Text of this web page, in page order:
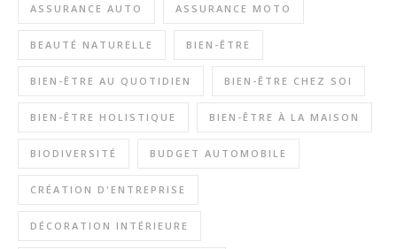
ASSURANCE AUTO ASSURANCE MOTO
BEAUTÉ NATURELLE BIEN-ÊTRE
BIEN-ÊTRE AU QUOTIDIEN BIEN-ÊTRE CHEZ SOI
BIEN-ÊTRE HOLISTIQUE BIEN-ÊTRE À LA MAISON
BIODIVERSITÉ BUDGET AUTOMOBILE
CRÉATION D'ENTREPRISE
DÉCORATION INTÉRIEURE